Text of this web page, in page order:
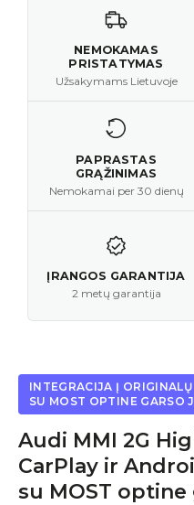
NEMOKAMAS
PRISTATYMAS
Užsakymams Lietuvoje
PAPRASTAS
GRĄŽINIMAS
Nemokamai per 30 dienų
ĮRANGOS GARANTIJA
2 metų garantija
INTEGRACIJA Į
SU MOST OPTINE GARSO
Audi MMI 2G
CarPlay ir
su MOST